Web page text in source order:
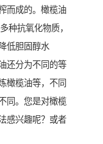
而成的。橄榄油
种抗氧化物质，
低胆固醇水
还分为不同的等
橄榄油等，不同
同。您是对橄榄
感兴趣呢？或者